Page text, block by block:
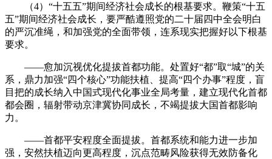
（4）“十五五”期间经济社会成长的根基要求。鞭策“十五
五”期间经济社会成长，要严酷遵照党的二十届四中全会明白
的严沉准绳，和加强党的全面带领，连系现实把握好以下根基
要求。
——愈加沉视优化提拔首都功能。处置好“都”取“城”的关
系，鼎力加强“四个核心”功能扶植、提高“四个办事”程度，盲
目把的成长纳入中国式现代化事业全局考量，建立现代化首都
都会圈，辐射带动京津冀协同成长，不竭提拔大国首都影响
力。
——首都平安程度全面提拔。首都系统和能力进一步加
强，安然扶植迈向更高程度，沉点范畴风险获得无效防备化